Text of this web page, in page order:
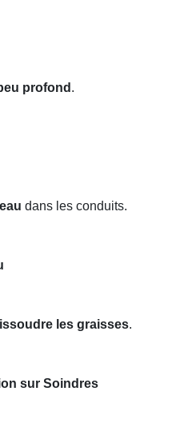
profond .
dans les conduits.
les graisses.
sur Soindres